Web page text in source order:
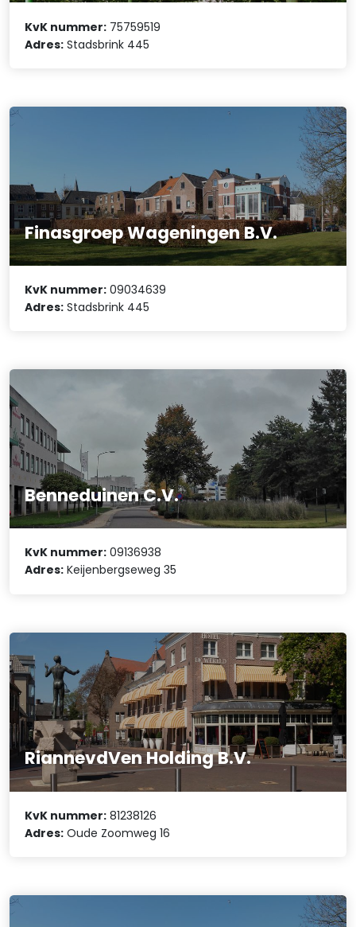
KvK nummer: 75759519
Adres: Stadsbrink 445
Finasgroep Wageningen B.V.
KvK nummer: 09034639
Adres: Stadsbrink 445
Benneduinen C.V.
KvK nummer: 09136938
Adres: Keijenbergseweg 35
RiannevdVen Holding B.V.
KvK nummer: 81238126
Adres: Oude Zoomweg 16